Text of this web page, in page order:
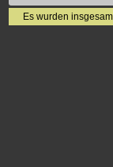
Es wurden